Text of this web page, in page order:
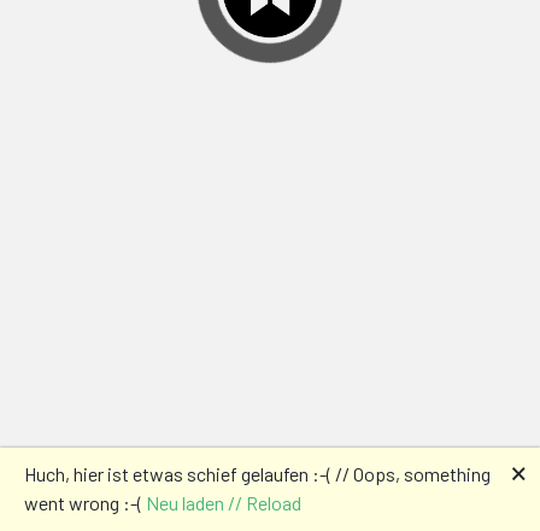
Huch, hier ist etwas schief gelaufen :-( // Oops, something
went wrong :-( Neu laden // Reload
🗙